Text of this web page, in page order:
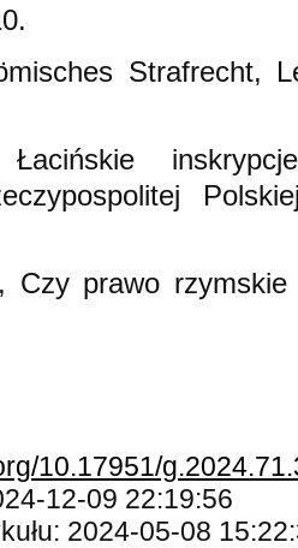
Strafrecht,
Czy prawo
10.17951/
12-09 22:19:56
2024-05-08